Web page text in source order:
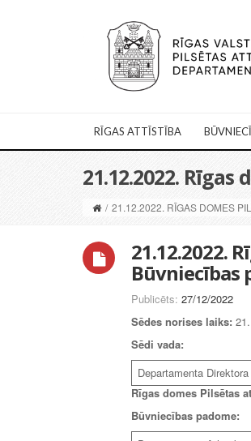
RĪGAS ATTĪSTĪBA
21.12.2022.
/ 21.12.2022. RĪGAS DOMES
21.12.2022.
Būvniecības
Publicēts: 27/12/2022
Sēdes norises laiks:
Sēdi vada:
Departamenta
Rīgas domes Pilsētas
Būvniecības padome: